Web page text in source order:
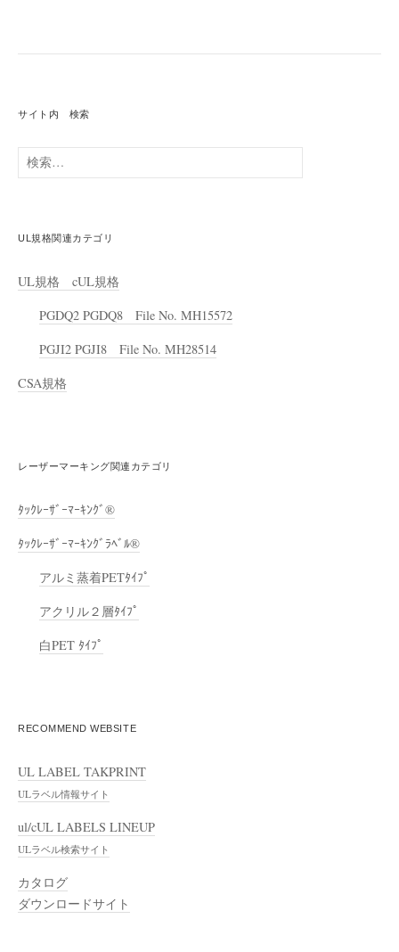
サイト内 検索
検
索:
UL規格関連カテゴリ
UL規格 cUL規格
PGDQ2 PGDQ8 File No. MH15572
PGJI2 PGJI8 File No. MH28514
CSA規格
レーザーマーキング関連カテゴリ
ﾀｯｸﾚｰｻﾞｰﾏｰｷﾝｸﾞ®
ﾀｯｸﾚｰｻﾞｰﾏｰｷﾝｸﾞﾗﾍﾞﾙ®
アルミ蒸着PETﾀｲﾌﾟ
アクリル２層ﾀｲﾌﾟ
白PET ﾀｲﾌﾟ
RECOMMEND WEBSITE
UL LABEL TAKPRINT
ULラベル情報サイト
ul/cUL LABELS LINEUP
ULラベル検索サイト
カタログ
ダウンロードサイト